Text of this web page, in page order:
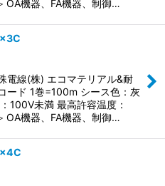
機器、FA機器、制御…
電線(株) エコマテリアル&耐
ード 1巻=100m シース色：灰
未満 最高許容温度：
機器、FA機器、制御…